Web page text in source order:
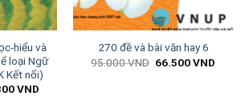
hiểu và
loại Ngữ
Kết nối)
VND
270 đề và bài văn hay 6
95.000VND Giá
66.500VND